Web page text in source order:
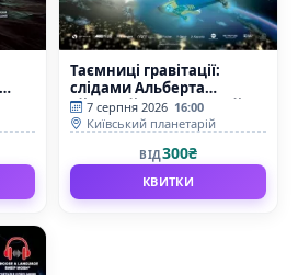
Таємниці гравітації:
слідами Альберта
Ейнштейна (Київський
планетарій)
7 серпня 2026 16:00
Київський планетарій
ВІД300₴
КВИТКИ